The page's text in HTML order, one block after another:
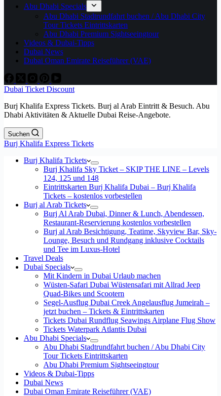
Abu Dhabi Specials
Abu Dhabi Stadtrundfahrt buchen / Abu Dhabi City
Tour Tickets Eintrittskarten
Abu Dhabi Premium Sightseeingtour
Videos & Dubai-Tipps
Dubai News
Dubai Oman Emirate Reiseführer (VAE)
Dubai Ticket Discount
Burj Khalifa Express Tickets. Burj al Arab Eintritt & Besuch. Abu
Dhabi Aktivitäten & Aktuelle Dubai Reise-Angebote.
Suchen
Burj Khalifa Express Tickets
Burj Khalifa Tickets
Burj Khalifa Sky Ticket – SKIP THE LINE – Levels
124, 125 und 148
Eintrittskarten Burj Khalifa Dubai – Burj Khalifa
Tickets – kostenlos vorbestellen
Burj al Arab Tickets
Burj Al Arab Dubai, Dinner & Lunch, Abendessen,
Restaurant-Reservierung kostenlos vorbestellen
Burj al Arab Besichtigung, Teatime, Skyview Bar, Sky-
Lounge, Besuch und Rundgang inklusive Cocktails
und Tee im Luxus-Hotel
Travel Deals
Dubai Specials
Mit Kindern in Dubai Urlaub machen
Wüsten-Safari Dubai Wüstensafari mit Allrad Jeep
Quad-Bikes und Scootern
Segel-Ausflug Dubai Creek Angelausflug Jumeirah –
jetzt buchen – Tickets & Eintrittskarten
Tickets Dubai Rundflug Seawings Airplane Flug Show
Tickets Waterpark Atlantis Dubai
Abu Dhabi Specials
Abu Dhabi Stadtrundfahrt buchen / Abu Dhabi City
Tour Tickets Eintrittskarten
Abu Dhabi Premium Sightseeingtour
Videos & Dubai-Tipps
Dubai News
Dubai Oman Emirate Reiseführer (VAE)